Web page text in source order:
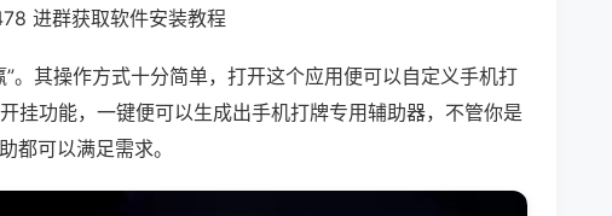
进群获取软件安装教程
。其操作方式十分简单，打开这个应用便可以自定义手机打
挂功能，一键便可以生成出手机打牌专用辅助器，不管你是
都可以满足需求。